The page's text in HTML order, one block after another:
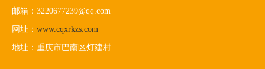
邮箱：3220677239@qq.com
网址： www.cqxrkzs.com
地址：重庆市巴南区灯建村